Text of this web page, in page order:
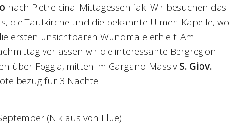
nach Pietrelcina. Mittagessen fak. Wir besuchen das
die Taufkirche und die bekannte Ulmen-Kapelle, wo
ersten unsichtbaren Wundmale erhielt. Am
verlassen wir die interessante Bergregion
über Foggia, mitten im Gargano-Massiv S. Giov.
für 3 Nächte.
(Niklaus von Flüe)